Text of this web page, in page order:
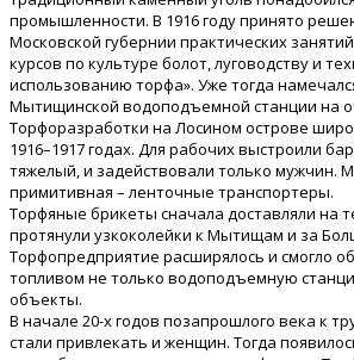
промышленности. В 1916 году принято
Московской губернии практических
курсов по культуре болот, луговодству и
использованию торфа». Уже тогда
Мытищинской водоподъемной станции на
Торфоразработки на Лосином острове
1916–1917 годах. Для рабочих выстроили
тяжелый, и задействовали только мужчин.
примитивная – ленточные транспортеры.
Торфяные брикеты сначала доставляли на
протянули узкоколейки к Мытищам и за
Торфопредприятие расширялось и смогло
топливом не только водоподъемную
объекты.
В начале 20-х годов позапрошлого века к
стали привлекать и женщин. Тогда